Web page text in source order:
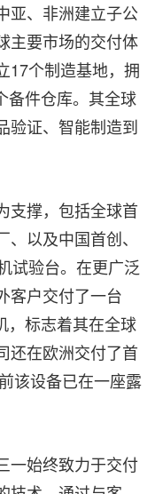
亚、非洲建立子公
主要市场的交付体
17个制造基地，拥
备件仓库。其全球
验证、智能制造到
支撑，包括全球首
以及中国首创、
试验台。在更广泛
客户交付了一台
，标志着其在全球
还在欧洲交付了首
该设备已在一座露
一始终致力于交付